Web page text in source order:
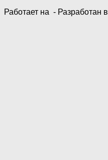
Работает на - Разработан в